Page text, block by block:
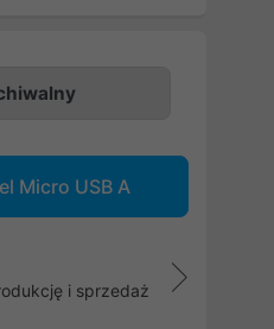
Micro USB A
i sprzedaż